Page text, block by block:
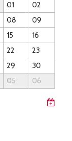
01
02
08
09
15
16
22
23
29
30
05 06